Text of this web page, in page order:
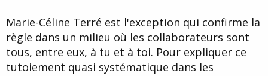
Marie-Céline Terré est l'exception qui confirme la
règle dans un milieu où les collaborateurs sont
tous, entre eux, à tu et à toi. Pour expliquer ce
tutoiement quasi systématique dans les